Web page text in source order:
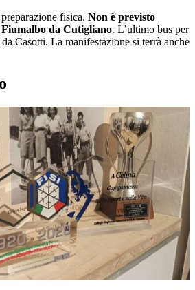
fisica. Non è previsto
Fiumalbo da Cutigliano. L’ultimo bus per
Casotti. La manifestazione si terrà anche